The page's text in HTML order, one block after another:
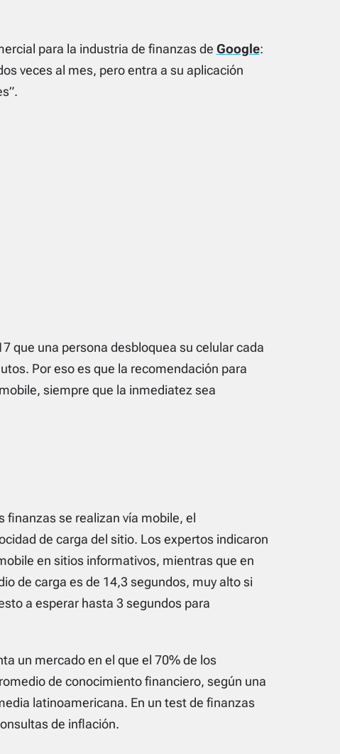
para la industria de finanzas de Google:
veces al mes, pero entra a su aplicación
.
que una persona desbloquea su celular cada
Por eso es que la recomendación para
siempre que la inmediatez sea
finanzas se realizan vía mobile, el
de carga del sitio. Los expertos indicaron
en sitios informativos, mientras que en
de carga es de 14,3 segundos, muy alto si
a esperar hasta 3 segundos para
un mercado en el que el 70% de los
de conocimiento financiero, según una
latinoamericana. En un test de finanzas
de inflación.